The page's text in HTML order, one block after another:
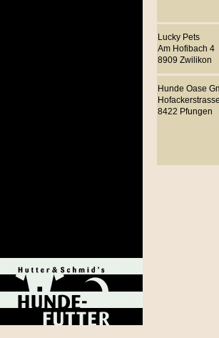
Lucky Pets
Am Hofibach 4
8909 Zwilikon
Hunde Oase
8422 Pfungen